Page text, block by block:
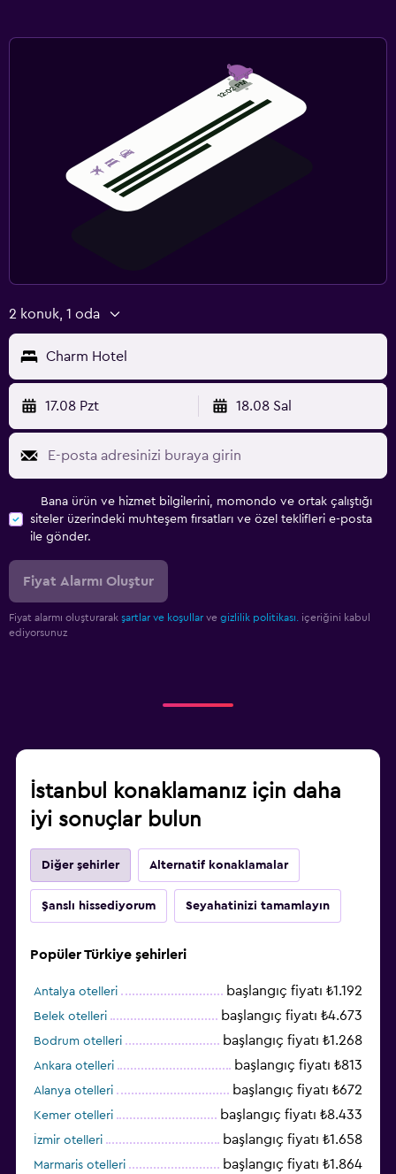
2 konuk, 1 oda
Charm Hotel
17.08 Pzt 18.08 Sal
Bana ürün ve hizmet bilgilerini, momondo ve ortak çalıştığı
siteler üzerindeki muhteşem fırsatları ve özel teklifleri e-posta
ile gönder.
Fiyat Alarmı Oluştur
Fiyat alarmı oluşturarak şartlar ve koşullar ve gizlilik politikası.
içeriğini kabul
ediyorsunuz
İstanbul konaklamanız için daha
iyi sonuçlar bulun
Diğer şehirler Alternatif konaklamalar
Şanslı hissediyorum Seyahatinizi tamamlayın
Popüler Türkiye şehirleri
Antalya otelleri başlangıç fiyatı ₺1.192
Belek otelleri başlangıç fiyatı ₺4.673
Bodrum otelleri başlangıç fiyatı ₺1.268
Ankara otelleri başlangıç fiyatı ₺813
Alanya otelleri başlangıç fiyatı ₺672
Kemer otelleri başlangıç fiyatı ₺8.433
İzmir otelleri başlangıç fiyatı ₺1.658
Marmaris otelleri başlangıç fiyatı ₺1.864